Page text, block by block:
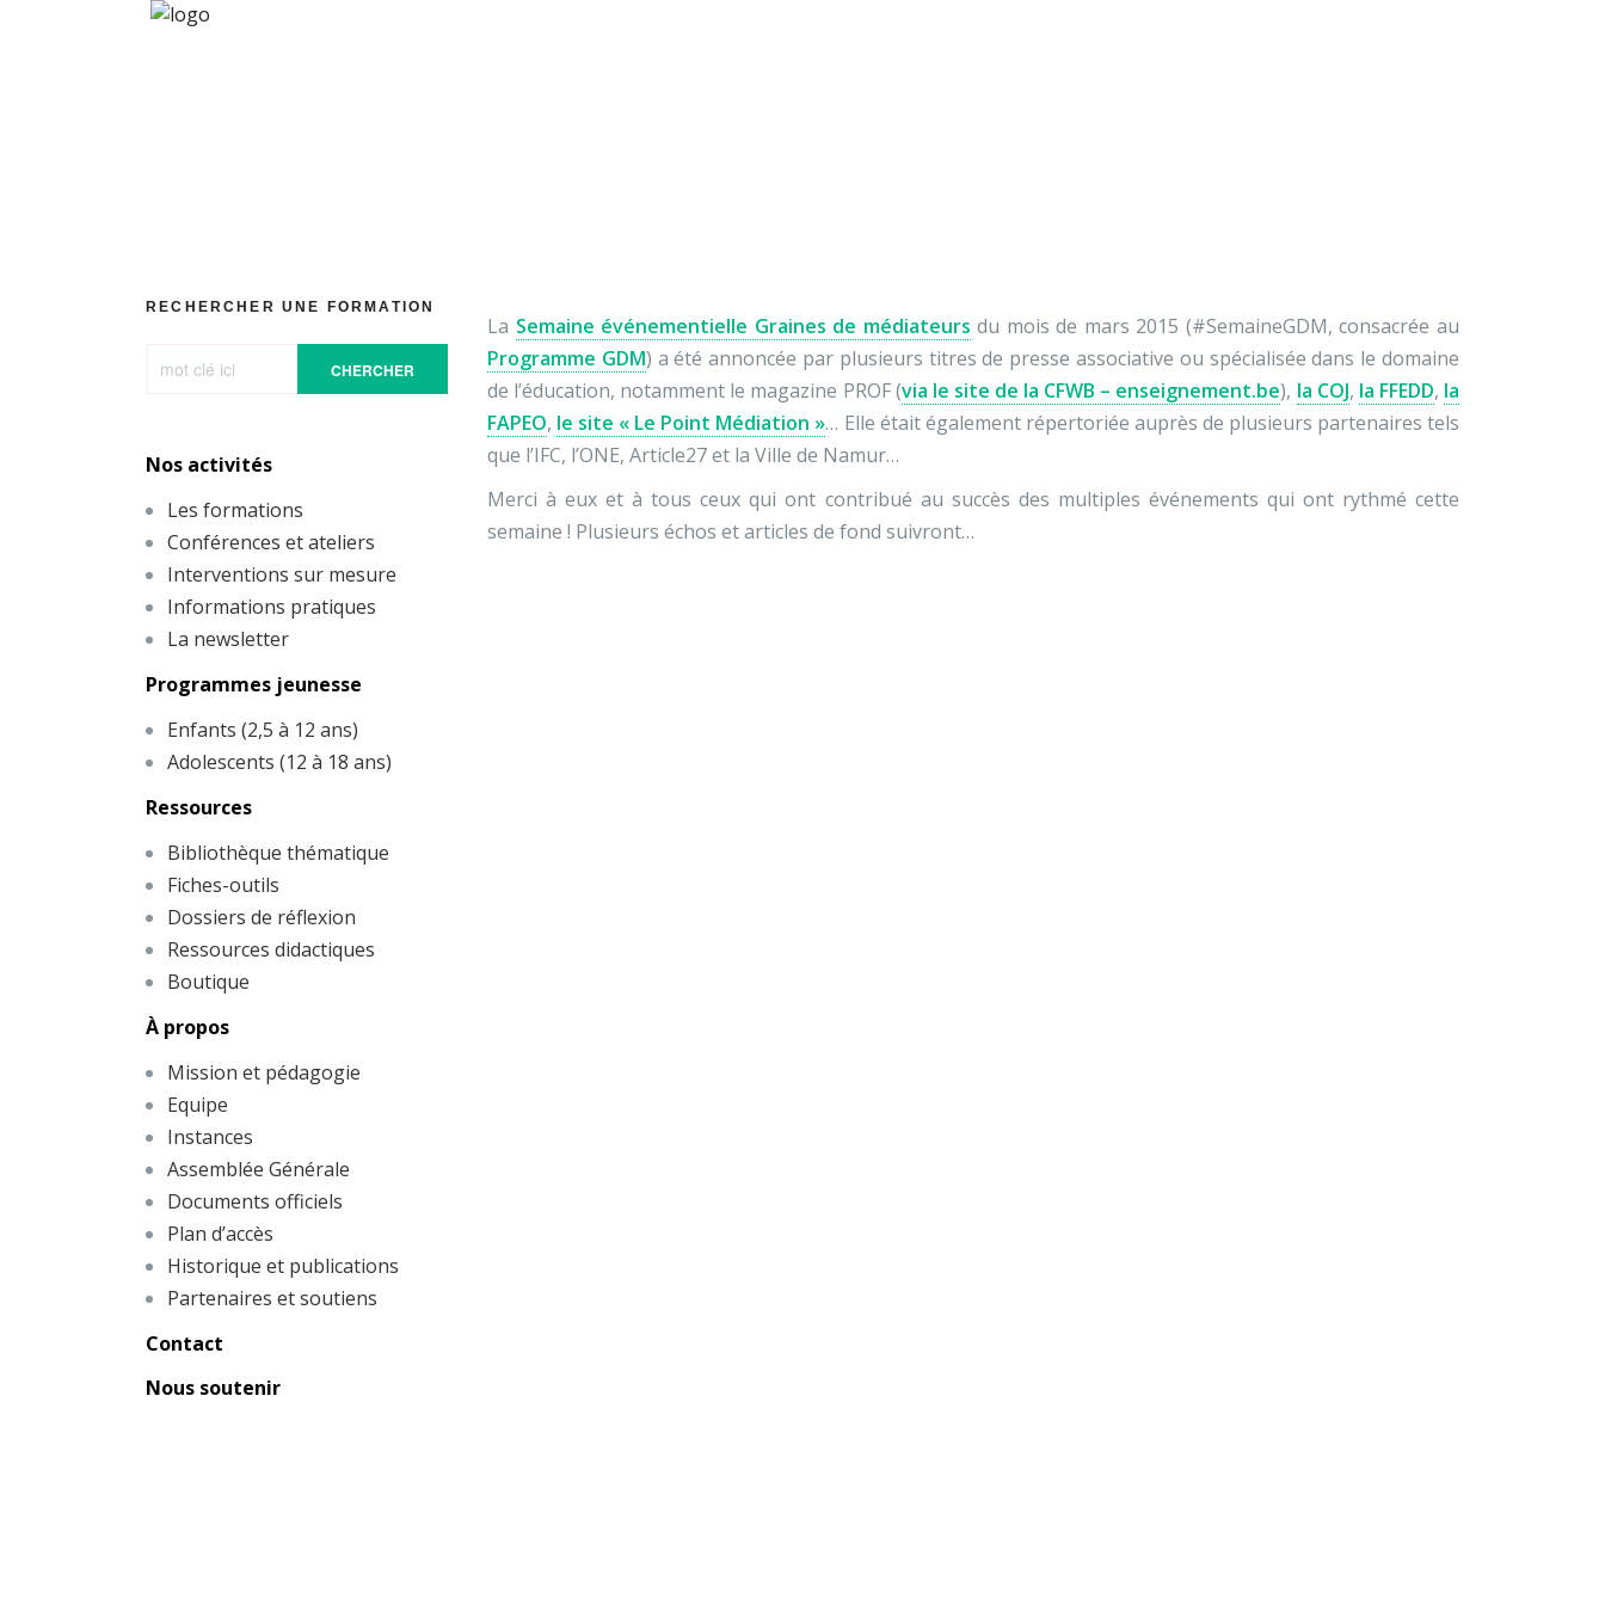
La Semaine événementielle Graines de médiateurs du mois de mars 2015 (#SemaineGDM, consacrée au
Programme GDM) a été annoncée par plusieurs titres de presse associative ou spécialisée dans le domaine
de l’éducation, notamment le magazine PROF (via le site de la CFWB – enseignement.be), la COJ, la FFEDD, la
FAPEO, le site « Le Point Médiation »… Elle était également répertoriée auprès de plusieurs partenaires tels
que l’IFC, l’ONE, Article27 et la Ville de Namur…
Merci à eux et à tous ceux qui ont contribué au succès des multiples événements qui ont rythmé cette
semaine ! Plusieurs échos et articles de fond suivront…
RECHERCHER UNE FORMATION
CHERCHER
Nos activités
Les formations
Conférences et ateliers
Interventions sur mesure
Informations pratiques
La newsletter
Programmes jeunesse
Enfants (2,5 à 12 ans)
Adolescents (12 à 18 ans)
Ressources
Bibliothèque thématique
Fiches-outils
Dossiers de réflexion
Ressources didactiques
Boutique
À propos
Mission et pédagogie
Equipe
Instances
Assemblée Générale
Documents officiels
Plan d’accès
Historique et publications
Partenaires et soutiens
Contact
Nous soutenir